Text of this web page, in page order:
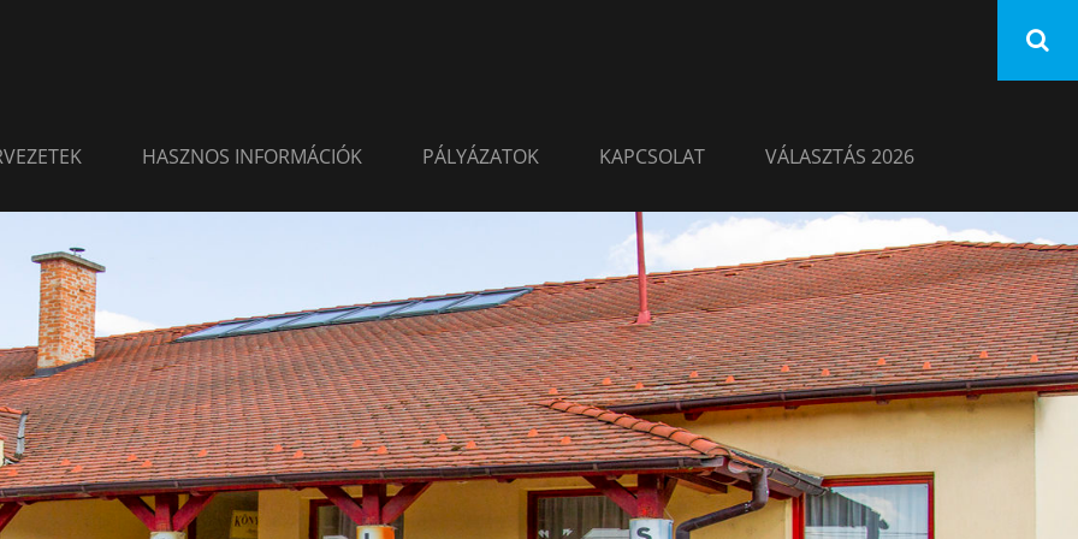
HASZNOS INFORMÁCIÓK PÁLYÁZATOK KAPCSOLAT VÁLASZTÁS 2026